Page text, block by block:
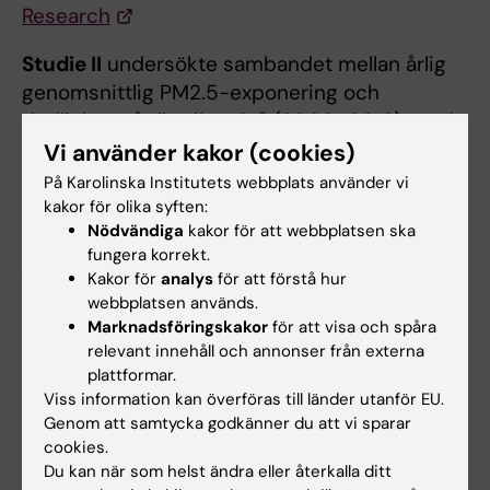
Research
Studie II undersökte sambandet mellan årlig
genomsnittlig PM2.5-exponering och
dödlighet på distriktsnivå (2009–2019), med
hjälp av en kvasi-experimentell design.
Resultaten visade att varje ökning med 10
μg/m³ i PM2.5 var kopplad till en 8,6 % högre
dödsrisk, motsvarande 3,8 miljoner dödsfall
jämfört med Indiens nationella riktvärden och
16,6 miljoner dödsfall jämfört med WHO:s
reviderade riktlinjer. Exponerings-
responskurvan var nästan linjär men planade
ut vid mycket höga exponeringar.
Läs mer:The Lancet Planetary Health
Studie IIIanalyserade lufttemperaturer och
Vi använder kakor (cookies)
På Karolinska Institutets webbplats använder vi
kakor för olika syften:
Nödvändiga kakor för att webbplatsen ska
fungera korrekt.
Kakor för analys för att förstå hur
webbplatsen används.
Marknadsföringskakor för att visa och spåra
relevant innehåll och annonser från externa
plattformar.
Viss information kan överföras till länder utanför EU.
Genom att samtycka godkänner du att vi sparar
cookies.
Du kan när som helst ändra eller återkalla ditt